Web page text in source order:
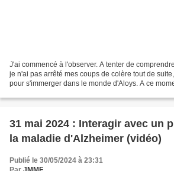
J'ai commencé à l'observer. A tenter de
je n'ai pas arrêté mes coups de colère tout de
pour s'immerger dans le monde d'Aloys. A ce
31 mai 2024 : Interagir avec un
la maladie d'Alzheimer (vidéo)
Publié le 30/05/2024 à 23:31